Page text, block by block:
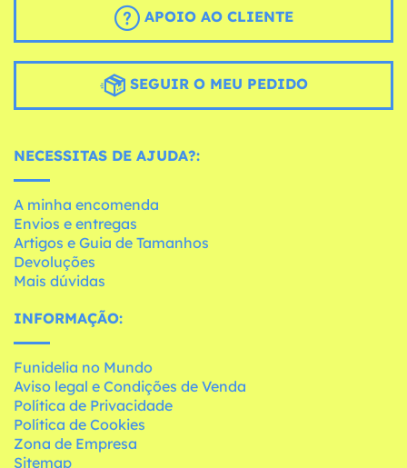
APOIO AO CLIENTE
SEGUIR O MEU PEDIDO
NECESSITAS DE AJUDA?:
A minha encomenda
Envios e entregas
Artigos e Guia de Tamanhos
Devoluções
Mais dúvidas
INFORMAÇÃO:
Funidelia no Mundo
Aviso legal e Condições de Venda
Política de Privacidade
Política de Cookies
Zona de Empresa
Sitemap